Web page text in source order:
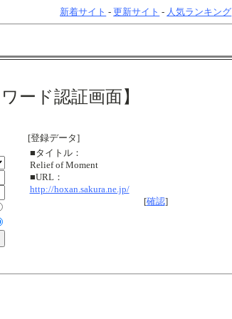
新着サイト -更新サイト - 人気ランキング
ワード認証画面】
[登録データ]
■タイトル：
Relief of Moment
■URL：
http://hoxan.sakura.ne.jp/
[確認]